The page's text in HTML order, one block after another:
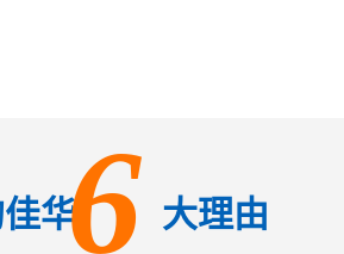
佳华 大理由
6